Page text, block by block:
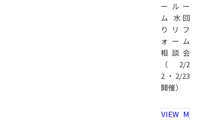
ールー
ム 水回
りリフ
ォーム
相談会
（2/2
2・2/23
開催）
VIEW M